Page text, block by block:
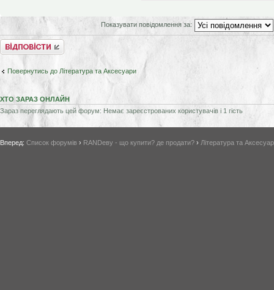
Показувати повідомлення за:
Відповісти
Повернутись до Література та Аксесуари
ХТО ЗАРАЗ ОНЛАЙН
Зараз переглядають цей форум: Немає зареєстрованих користувачів і 1 гість
Вперед: Список форумів › RANDеву - що купити? де продати? › Література та